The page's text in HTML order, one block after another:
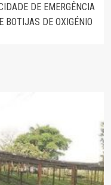
DE EMERGÊNCIA
BOTIJAS DE OXIGÉNIO